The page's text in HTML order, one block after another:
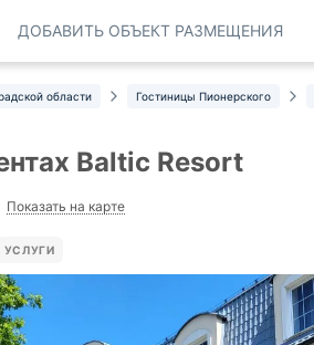
ДОБАВИТЬ ОБЪЕКТ РАЗМЕЩЕНИЯ
области Гостиницы Пионерского
Baltic Resort
Показать на карте
УСЛУГИ